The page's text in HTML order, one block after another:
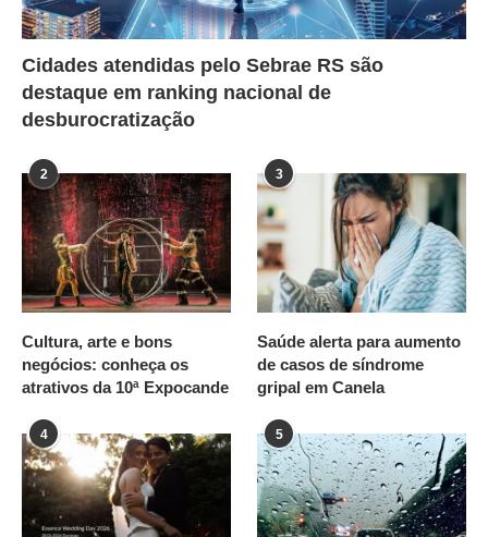
Cidades atendidas pelo Sebrae RS são
destaque em ranking nacional de
desburocratização
2
Cultura, arte e bons
negócios: conheça os
atrativos da 10ª Expocande
3
Saúde alerta para aumento
de casos de síndrome
gripal em Canela
4 5